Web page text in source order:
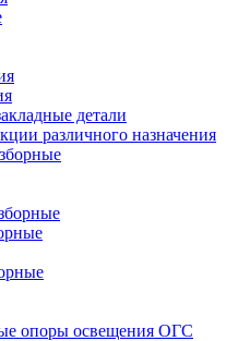
детали
различного назначения
опоры освещения ОГС